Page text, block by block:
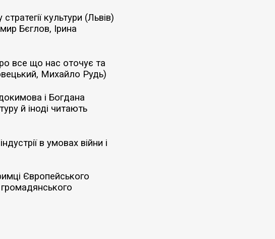
культури (Львів)
Бєглов, Ірина
все що нас оточує та
Михайло Рудь)
і Богдана
й іноді читають
в умовах війни і
Європейського